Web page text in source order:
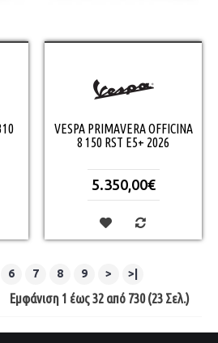
VESPA PRIMAVERA OFFICINA
8 150 RST E5+ 2026
5.350,00€
6 7 8 9 > >|
Εμφάνιση 1 έως 32 από 730 (23 Σελ.)